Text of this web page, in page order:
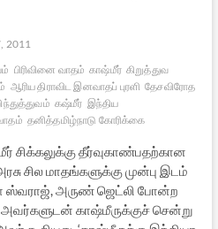
2011
பிரிவினை வாதம் காஷ்மீர் கிறுத்துவ
ஆரிய திராவிட இனவாதப் புரளி தேசவிரோத
கஷ்மீர் இந்திய
தனித்தமிழ்நாடு கோரிக்கை
சிக்கலுக்கு தீர்வுகாண்பதற்கான
சில மாதங்களுக்கு முன்பு இடம்
ஸ்வராஜ், அருண் ஜெட்லி போன்ற
காஷ்மீருக்குச் சென்று